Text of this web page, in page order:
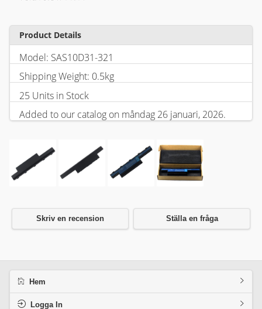
Product Details
Model: SAS10D31-321
Shipping Weight: 0.5kg
25 Units in Stock
Added to our catalog on måndag 26 januari, 2026.
Skriv en recension Ställa en fråga
Hem
Logga In